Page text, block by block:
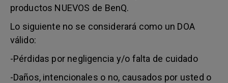
productos NUEVOS de BenQ.
Lo siguiente no se considerará como un DOA
válido:
-Pérdidas por negligencia y/o falta de cuidado
-Daños, intencionales o no, causados por usted o